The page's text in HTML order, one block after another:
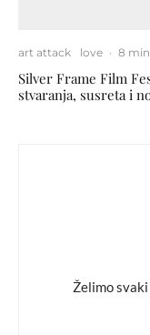
art attack love · 8
Silver Frame Film
stvaranja, susreta i
Želimo